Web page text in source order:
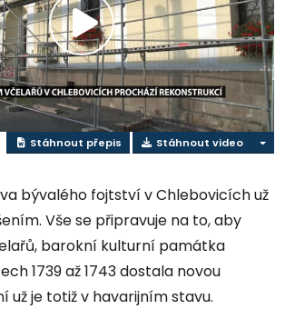
Přehrát
video
Stáhnout přepis Stáhnout video
bývalého fojtství v Chlebovicích už
Vše se připravuje na to, aby
barokní kulturní památka
1739 až 1743 dostala novou
už je totiž v havarijním stavu.